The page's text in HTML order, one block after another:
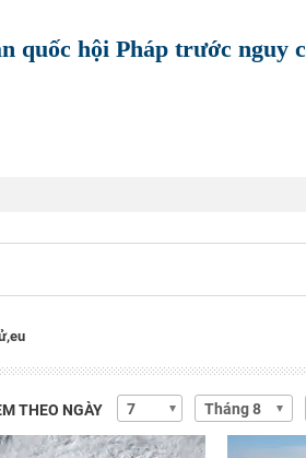
quốc hội Pháp trước nguy
eu
THEO NGÀY